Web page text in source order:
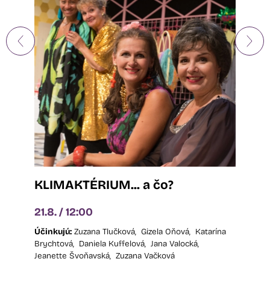
KLIMAKTÉRIUM... a čo?
21.8. / 12:00
Účinkujú: Zuzana Tlučková, Gizela Oňová, Katarína
Brychtová, Daniela Kuffelová, Jana Valocká,
Jeanette Švoňavská, Zuzana Vačková